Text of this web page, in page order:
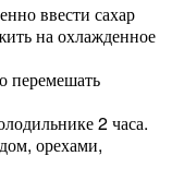
ввести сахар
на охлажденное
перемешать
2 часа.
орехами,